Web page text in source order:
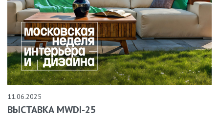
11.06.2025
ВЫСТАВКА MWDI-25